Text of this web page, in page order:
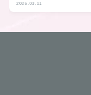
2025.03.11